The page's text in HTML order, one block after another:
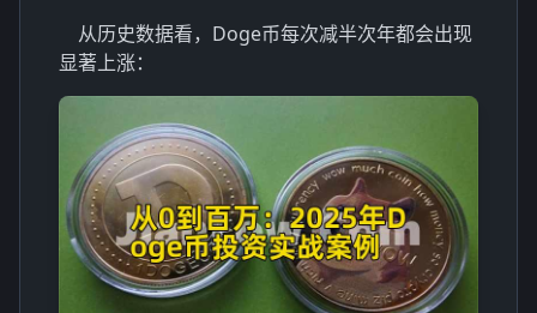
从历史数据看，Doge币每次减半次年都会出现
显著上涨：